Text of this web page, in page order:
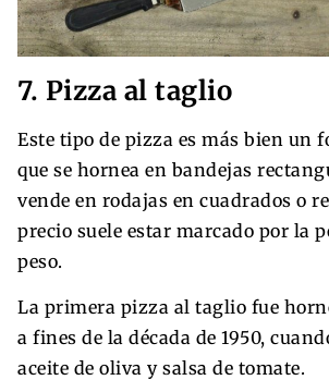
7. Pizza al taglio
Este tipo de pizza es más bien un
que se hornea en bandejas
vende en rodajas en cuadrados o
precio suele estar marcado por la
peso.
La primera pizza al taglio fue
a fines de la década de 1950,
aceite de oliva y salsa de tomate.